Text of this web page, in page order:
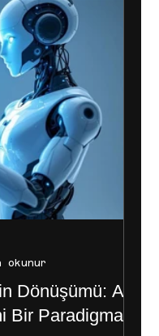
Meta Pikseli
uygulama ve
raporlaması i
Dönüşümü: AI
Bir Paradigma
okunur